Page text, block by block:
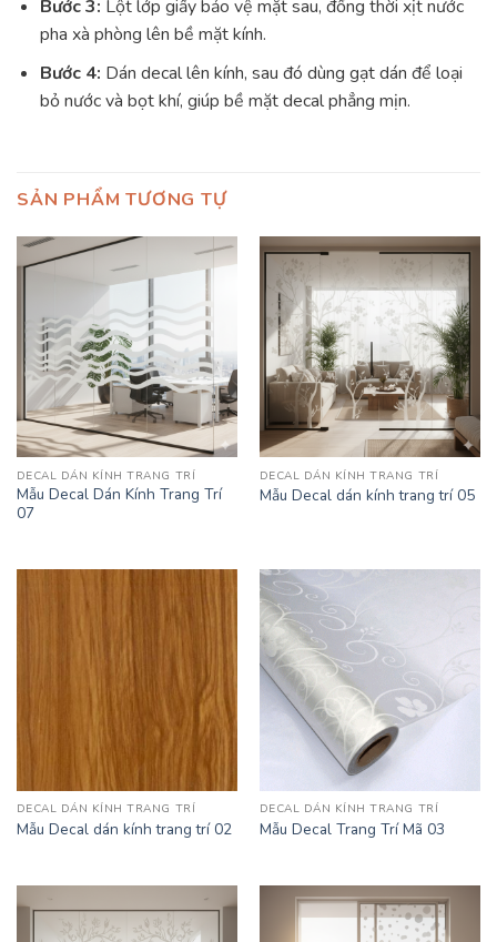
Bước 3: Lột lớp giấy bảo vệ mặt sau, đồng thời xịt nước
pha xà phòng lên bề mặt kính.
Bước 4: Dán decal lên kính, sau đó dùng gạt dán để loại
bỏ nước và bọt khí, giúp bề mặt decal phẳng mịn.
SẢN PHẨM TƯƠNG TỰ
DECAL DÁN KÍNH TRANG TRÍ
Mẫu Decal Dán Kính Trang Trí
07
DECAL DÁN KÍNH TRANG TRÍ
Mẫu Decal dán kính trang trí 05
DECAL DÁN KÍNH TRANG TRÍ
Mẫu Decal dán kính trang trí 02
DECAL DÁN KÍNH TRANG TRÍ
Mẫu Decal Trang Trí Mã 03